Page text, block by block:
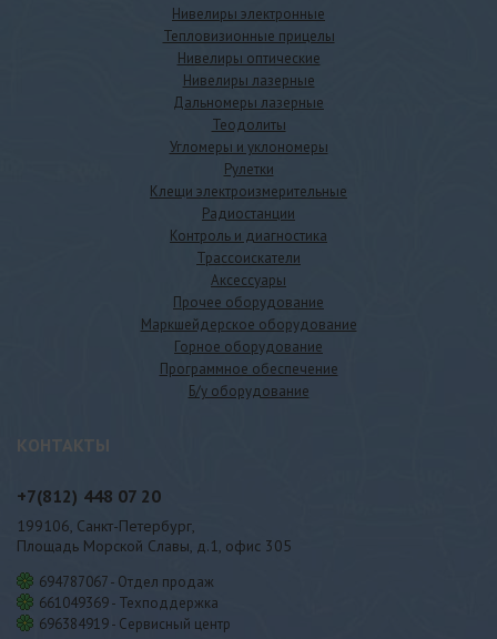
Нивелиры электронные
Тепловизионные прицелы
Нивелиры оптические
Нивелиры лазерные
Дальномеры лазерные
Теодолиты
Угломеры и уклономеры
Рулетки
Клещи электроизмерительные
Радиостанции
Контроль и диагностика
Трассоискатели
Аксессуары
Прочее оборудование
Маркшейдерское оборудование
Горное оборудование
Программное обеспечение
Б/у оборудование
КОНТАКТЫ
+7(812) 448 07 20
199106, Санкт-Петербург,
Площадь Морской Славы, д.1, офис 305
694787067 - Отдел продаж
661049369 - Техподдержка
696384919 - Сервисный центр